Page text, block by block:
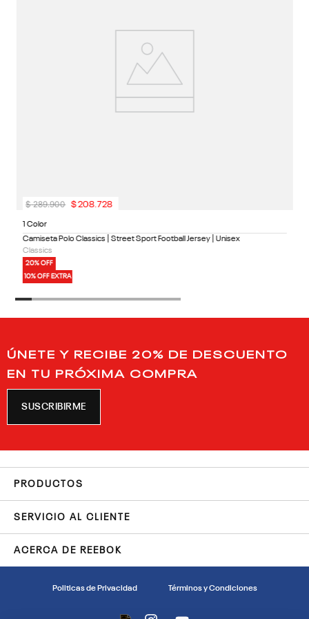
1 Color
Camiseta Polo Classics | Street Sport Football Jersey | Unisex
Classics
20% OFF
10% OFF EXTRA
$ 289.900 $208.728
ÚNETE Y RECIBE 20% DE DESCUENTO
EN TU PRÓXIMA COMPRA
SUSCRIBIRME
PRODUCTOS
SERVICIO AL CLIENTE
ACERCA DE REEBOK
Politicas de Privacidad Términos y Condiciones